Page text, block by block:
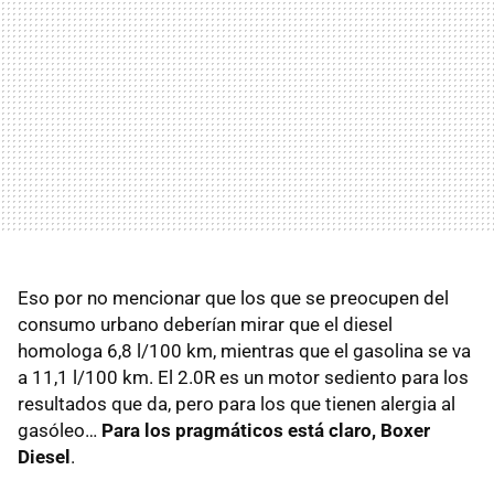
Eso por no mencionar que los que se preocupen del
consumo urbano deberían mirar que el diesel
homologa 6,8 l/100 km, mientras que el gasolina se va
a 11,1 l/100 km. El 2.0R es un motor sediento para los
resultados que da, pero para los que tienen alergia al
gasóleo… Para los pragmáticos está claro, Boxer
Diesel.